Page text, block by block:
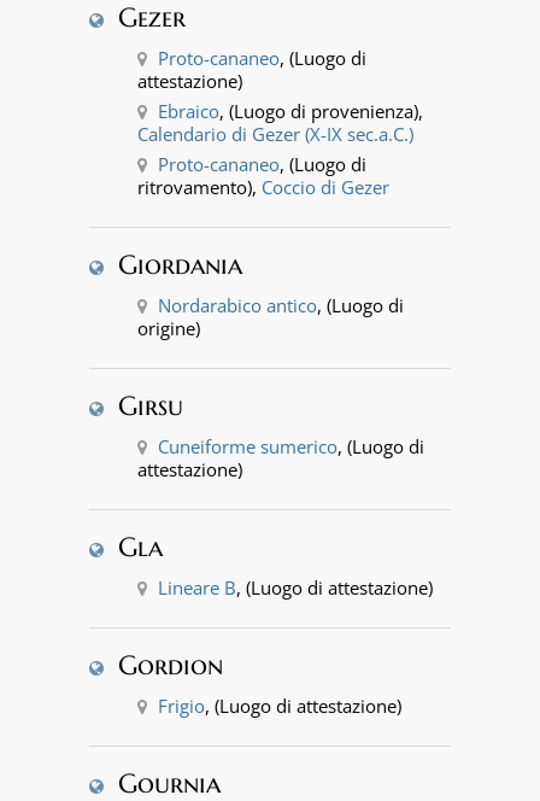
Gezer
Proto-cananeo, (Luogo di
attestazione)
Ebraico, (Luogo di provenienza),
Calendario di Gezer (X-IX sec.a.C.)
Proto-cananeo, (Luogo di
ritrovamento), Coccio di Gezer
Giordania
Nordarabico antico, (Luogo di
origine)
Girsu
Cuneiforme sumerico, (Luogo di
attestazione)
Gla
Lineare B, (Luogo di attestazione)
Gordion
Frigio, (Luogo di attestazione)
Gournia